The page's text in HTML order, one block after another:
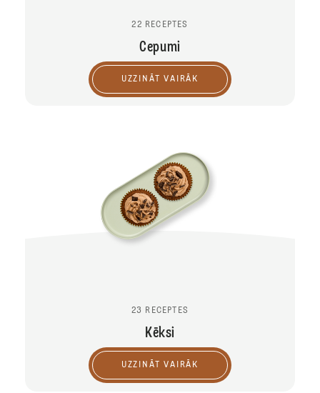
22 RECEPTES
Cepumi
UZZINĀT VAIRĀK
23 RECEPTES
Kēksi
UZZINĀT VAIRĀK